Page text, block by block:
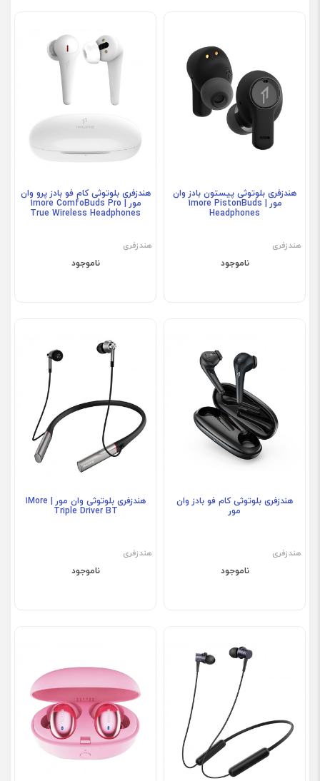
هندزفری بلوتوثی پیستون بادز وان
مور | 1more PistonBuds
Headphones
هندزفری
ناموجود
هندزفری بلوتوثی کام فو بادز پرو وان
مور | 1more ComfoBuds Pro
True Wireless Headphones
هندزفری
ناموجود
هندزفری بلوتوثی کام فو بادز وان
مور
هندزفری
ناموجود
هندزفری بلوتوثی وان مور | 1More
Triple Driver BT
هندزفری
ناموجود